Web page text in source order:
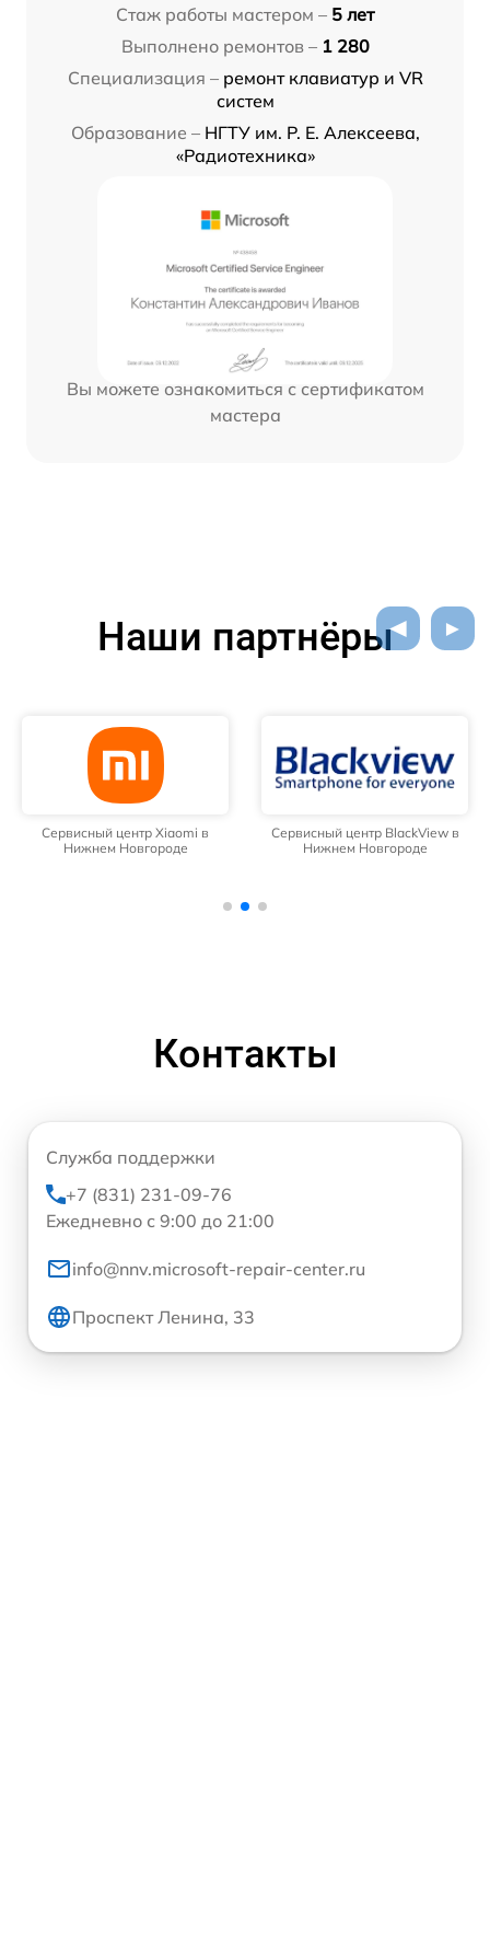
Стаж работы мастером – 5 лет
Выполнено ремонтов – 1 280
Специализация – ремонт клавиатур и VR
систем
Образование – НГТУ им. Р. Е. Алексеева,
«Радиотехника»
Вы можете ознакомиться с сертификатом
мастера
Наши партнёры
Сервисный центр Xiaomi в
Нижнем Новгороде
Сервисный центр BlackView в
Нижнем Новгороде
Контакты
Служба поддержки
+7 (831) 231-09-76
Ежедневно с 9:00 до 21:00
info@nnv.microsoft-repair-center.ru
Проспект Ленина, 33